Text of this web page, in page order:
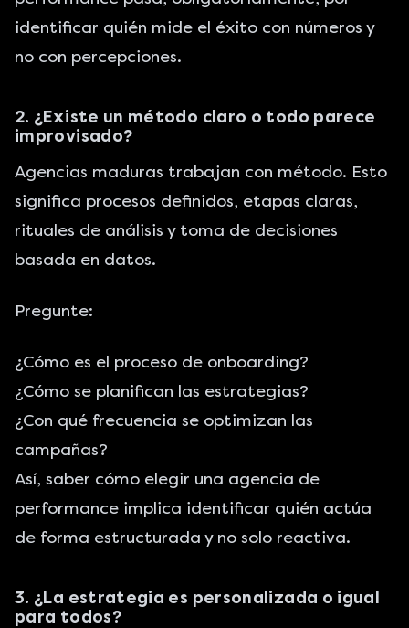
identificar quién mide el éxito con números y
no con percepciones.
2. ¿Existe un método claro o todo parece
improvisado?
Agencias maduras trabajan con método. Esto
significa procesos definidos, etapas claras,
rituales de análisis y toma de decisiones
basada en datos.
Pregunte:
¿Cómo es el proceso de onboarding?
¿Cómo se planifican las estrategias?
¿Con qué frecuencia se optimizan las
campañas?
Así, saber cómo elegir una agencia de
performance implica identificar quién actúa
de forma estructurada y no solo reactiva.
3. ¿La estrategia es personalizada o igual
para todos?